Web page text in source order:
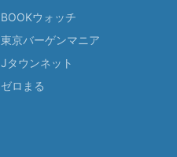
BOOKウォッチ
東京バーゲンマニア
Jタウンネット
ゼロまる